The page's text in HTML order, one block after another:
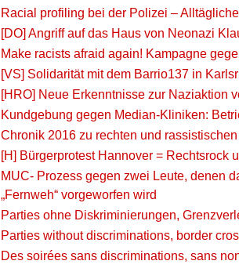
Racial profiling bei der Polizei –
[DO] Angriff auf das Haus von Neonazi
Make racists afraid again! Kampagne
[VS] Solidarität mit dem Barrio137 in
[HRO] Neue Erkenntnisse zur Naziaktion
Kundgebung gegen Median-Kliniken:
Chronik 2016 zu rechten und
[H] Bürgerprotest Hannover = Rechtsrock
MUC- Prozess gegen zwei Leute, denen
„Fernweh“ vorgeworfen wird
Parties ohne Diskriminierungen,
Parties without discriminations, border
Des soirées sans discriminations, sans